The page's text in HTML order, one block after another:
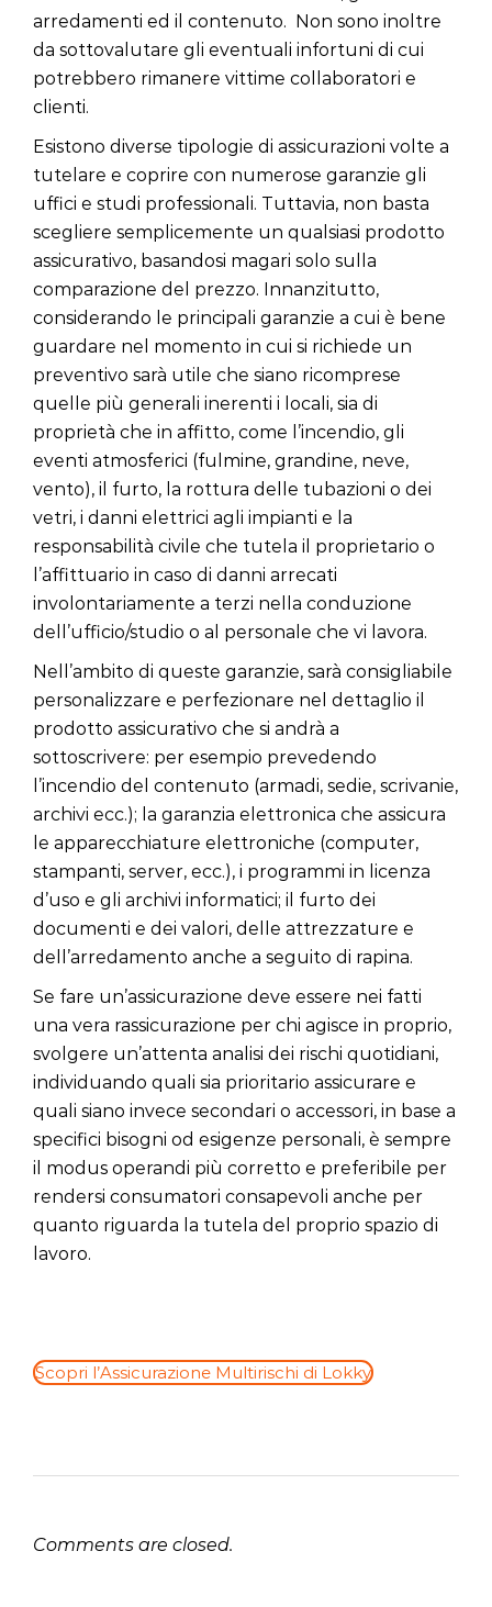
arredamenti ed il contenuto. Non sono inoltre
da sottovalutare gli eventuali infortuni di cui
potrebbero rimanere vittime collaboratori e
clienti.
Esistono diverse tipologie di assicurazioni volte a
tutelare e coprire con numerose garanzie gli
uffici e studi professionali. Tuttavia, non basta
scegliere semplicemente un qualsiasi prodotto
assicurativo, basandosi magari solo sulla
comparazione del prezzo. Innanzitutto,
considerando le principali garanzie a cui è bene
guardare nel momento in cui si richiede un
preventivo sarà utile che siano ricomprese
quelle più generali inerenti i locali, sia di
proprietà che in affitto, come l’incendio, gli
eventi atmosferici (fulmine, grandine, neve,
vento), il furto, la rottura delle tubazioni o dei
vetri, i danni elettrici agli impianti e la
responsabilità civile che tutela il proprietario o
l’affittuario in caso di danni arrecati
involontariamente a terzi nella conduzione
dell’ufficio/studio o al personale che vi lavora.
Nell’ambito di queste garanzie, sarà consigliabile
personalizzare e perfezionare nel dettaglio il
prodotto assicurativo che si andrà a
sottoscrivere: per esempio prevedendo
l’incendio del contenuto (armadi, sedie, scrivanie,
archivi ecc.); la garanzia elettronica che assicura
le apparecchiature elettroniche (computer,
stampanti, server, ecc.), i programmi in licenza
d’uso e gli archivi informatici; il furto dei
documenti e dei valori, delle attrezzature e
dell’arredamento anche a seguito di rapina.
Se fare un’assicurazione deve essere nei fatti
una vera rassicurazione per chi agisce in proprio,
svolgere un’attenta analisi dei rischi quotidiani,
individuando quali sia prioritario assicurare e
quali siano invece secondari o accessori, in base a
specifici bisogni od esigenze personali, è sempre
il modus operandi più corretto e preferibile per
rendersi consumatori consapevoli anche per
quanto riguarda la tutela del proprio spazio di
lavoro.
Scopri l’Assicurazione Multirischi di Lokky
Comments are closed.